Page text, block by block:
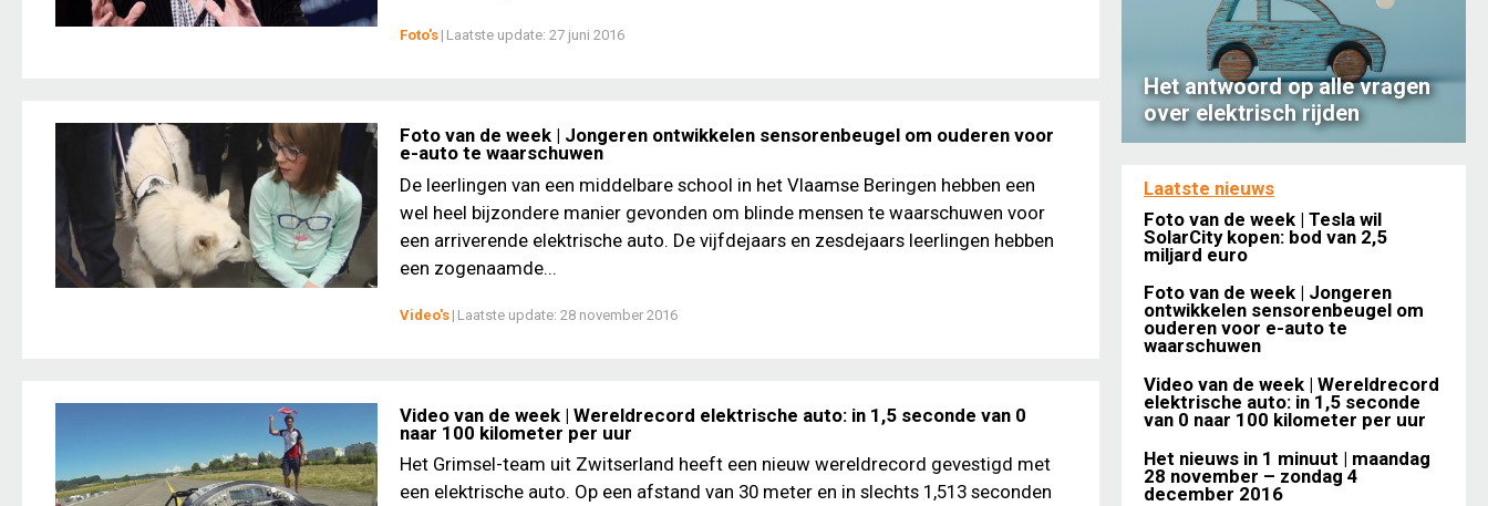
Foto's | Laatste update: 27 juni 2016
Foto van de week | Jongeren ontwikkelen sensorenbeugel om ouderen voor
e-auto te waarschuwen
De leerlingen van een middelbare school in het Vlaamse Beringen hebben een
wel heel bijzondere manier gevonden om blinde mensen te waarschuwen voor
een arriverende elektrische auto. De vijfdejaars en zesdejaars leerlingen hebben
een zogenaamde...
Video's | Laatste update: 28 november 2016
Video van de week | Wereldrecord elektrische auto: in 1,5 seconde van 0
naar 100 kilometer per uur
Het Grimsel-team uit Zwitserland heeft een nieuw wereldrecord gevestigd met
een elektrische auto. Op een afstand van 30 meter en in slechts 1,513 seconden
Het antwoord op alle vragen
over elektrisch rijden
Laatste nieuws
Foto van de week | Tesla wil
SolarCity kopen: bod van 2,5
miljard euro
Foto van de week | Jongeren
ontwikkelen sensorenbeugel om
ouderen voor e-auto te
waarschuwen
Video van de week | Wereldrecord
elektrische auto: in 1,5 seconde
van 0 naar 100 kilometer per uur
Het nieuws in 1 minuut | maandag
28 november – zondag 4
december 2016